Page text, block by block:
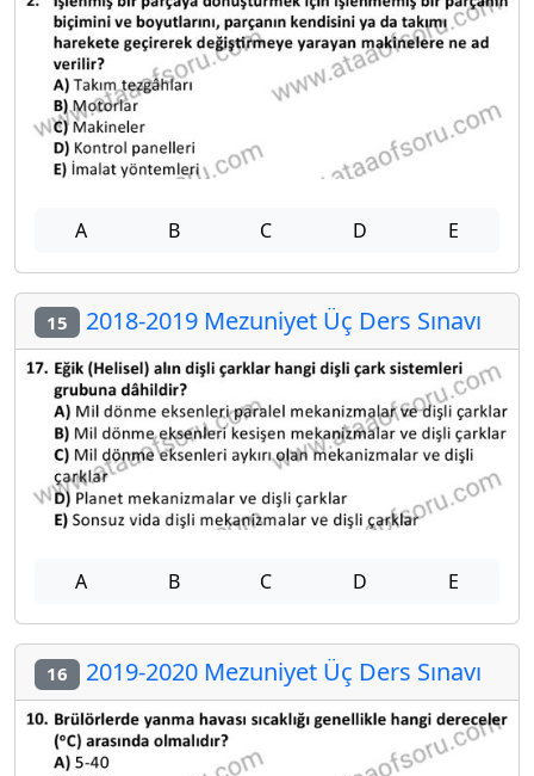
A B C D E
15 2018-2019 Mezuniyet Üç Ders Sınavı
A B C D E
16 2019-2020 Mezuniyet Üç Ders Sınavı